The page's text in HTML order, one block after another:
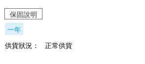
保固說明
一年
供貨狀況：
正常供貨